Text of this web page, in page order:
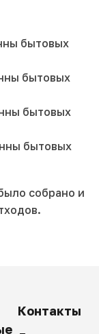
бытовых
бытовых
бытовых
бытовых
собрано и
Контакты